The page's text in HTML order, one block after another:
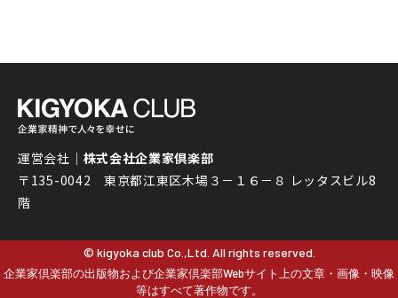
運営会社｜ 株式会社企業家倶楽部
〒135-0042 東京都江東区木場３－１６－８ レッタスビル8
階
© kigyoka club Co.,Ltd. All rights reserved.
企業家倶楽部の出版物および企業家倶楽部Webサイト上の文章・画像・映像
等はすべて著作物です。